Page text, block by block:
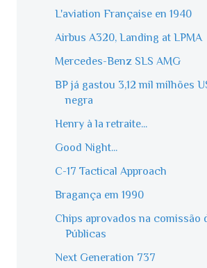
L'aviation Française en 1940
Airbus A320, Landing at LPMA
Mercedes-Benz SLS AMG
BP já gastou 3,12 mil milhões
negra
Henry à la retraite...
Good Night...
C-17 Tactical Approach
Bragança em 1990
Chips aprovados na comissão
Públicas
Next Generation 737